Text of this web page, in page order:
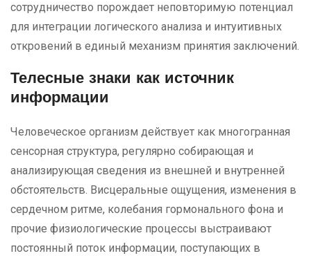
сотрудничество порождает неповторимую потенциал
для интеграции логического анализа и интуитивных
откровений в единый механизм принятия заключений.
Телесные знаки как источник
информации
Человеческое организм действует как многогранная
сенсорная структура, регулярно собирающая и
анализирующая сведения из внешней и внутренней
обстоятельств. Висцеральные ощущения, изменения в
сердечном ритме, колебания гормонального фона и
прочие физиологические процессы выстраивают
постоянный поток информации, поступающих в